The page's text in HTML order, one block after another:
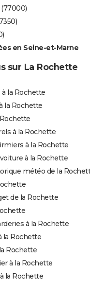
en Seine-et-Marne
sur La Rochette
à la Rochette
la Rochette
à la Rochette
à la Rochette
à la Rochette
météo de la
de la Rochette
à la Rochette
la Rochette
Rochette
à la Rochette
la Rochette